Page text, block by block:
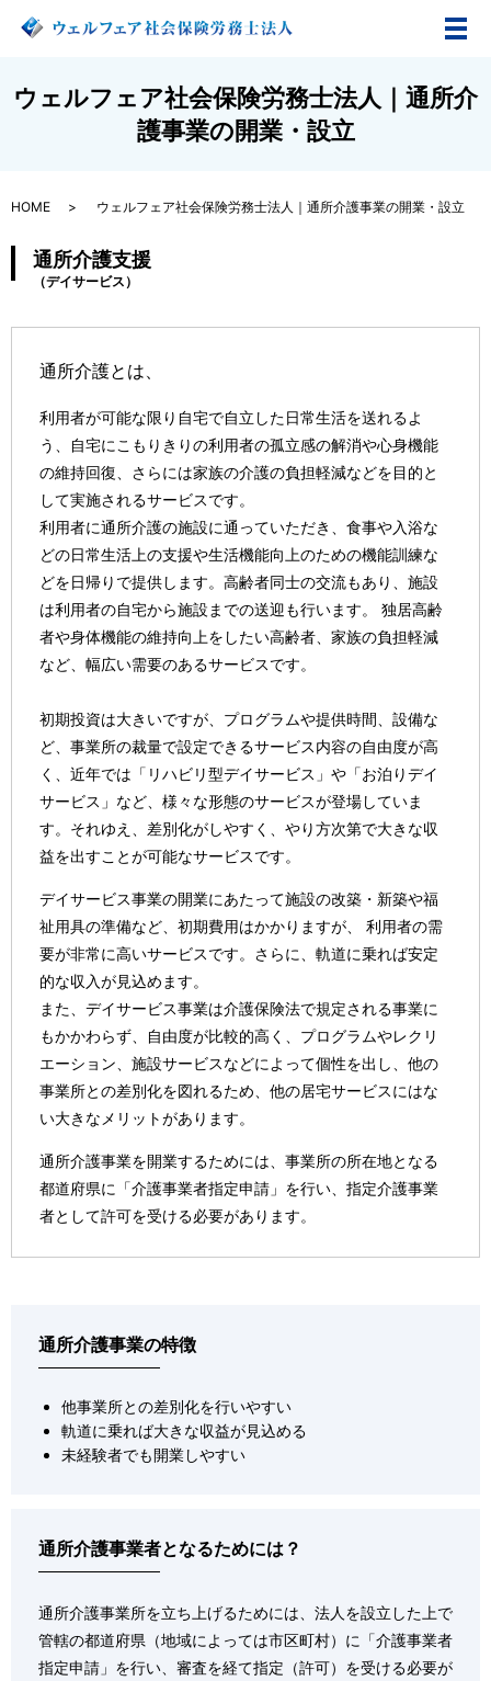
メ
ウェルフェア社会保険労務士法人｜通所介
護事業の開業・設立
HOME ウェルフェア社会保険労務士法人｜通所介護事業の開業・設立
通所介護支援
（デイサービス）
通所介護とは、
利用者が可能な限り自宅で自立した日常生活を送れるよ
う、自宅にこもりきりの利用者の孤立感の解消や心身機能
の維持回復、さらには家族の介護の負担軽減などを目的と
して実施されるサービスです。
利用者に通所介護の施設に通っていただき、食事や入浴な
どの日常生活上の支援や生活機能向上のための機能訓練な
どを日帰りで提供します。高齢者同士の交流もあり、施設
は利用者の自宅から施設までの送迎も行います。 独居高齢
者や身体機能の維持向上をしたい高齢者、家族の負担軽減
など、幅広い需要のあるサービスです。
初期投資は大きいですが、プログラムや提供時間、設備な
ど、事業所の裁量で設定できるサービス内容の自由度が高
く、近年では「リハビリ型デイサービス」や「お泊りデイ
サービス」など、様々な形態のサービスが登場していま
す。それゆえ、差別化がしやすく、やり方次第で大きな収
益を出すことが可能なサービスです。
デイサービス事業の開業にあたって施設の改築・新築や福
祉用具の準備など、初期費用はかかりますが、 利用者の需
要が非常に高いサービスです。さらに、軌道に乗れば安定
的な収入が見込めます。
また、デイサービス事業は介護保険法で規定される事業に
もかかわらず、自由度が比較的高く、プログラムやレクリ
エーション、施設サービスなどによって個性を出し、他の
事業所との差別化を図れるため、他の居宅サービスにはな
い大きなメリットがあります。
通所介護事業を開業するためには、事業所の所在地となる
都道府県に「介護事業者指定申請」を行い、指定介護事業
者として許可を受ける必要があります。
通所介護事業の特徴
他事業所との差別化を行いやすい
軌道に乗れば大きな収益が見込める
未経験者でも開業しやすい
通所介護事業者となるためには？
通所介護事業所を立ち上げるためには、法人を設立した上で
管轄の都道府県（地域によっては市区町村）に「介護事業者
指定申請」を行い、審査を経て指定（許可）を受ける必要が